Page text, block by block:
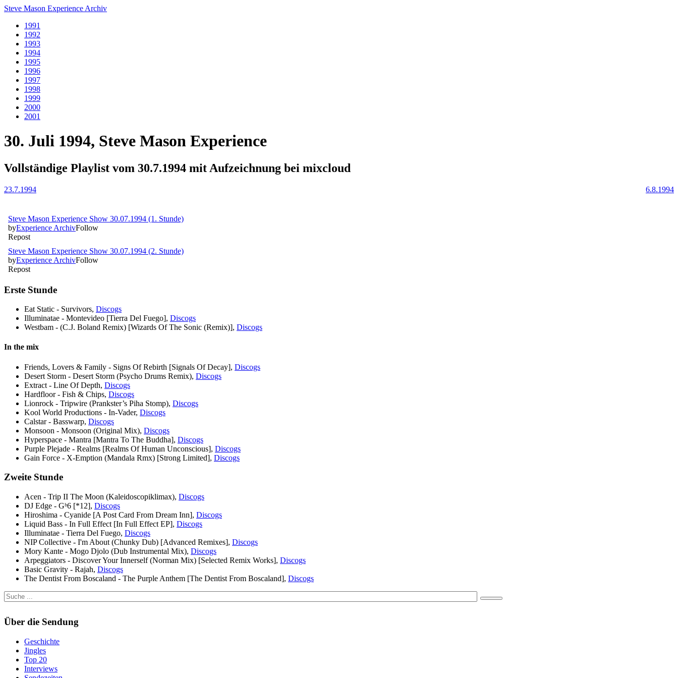
Steve Mason Experience Archiv
1991
1992
1993
1994
1995
1996
1997
1998
1999
2000
2001
30. Juli 1994, Steve Mason Experience
Vollständige Playlist vom 30.7.1994 mit Aufzeichnung bei mixcloud
23.7.1994 6.8.1994
Erste Stunde
Eat Static - Survivors, Discogs
Illuminatae - Montevideo [Tierra Del Fuego], Discogs
Westbam - (C.J. Boland Remix) [Wizards Of The Sonic (Remix)], Discogs
In the mix
Friends, Lovers & Family - Signs Of Rebirth [Signals Of Decay], Discogs
Desert Storm - Desert Storm (Psycho Drums Remix), Discogs
Extract - Line Of Depth, Discogs
Hardfloor - Fish & Chips, Discogs
Lionrock - Tripwire (Prankster’s Piha Stomp), Discogs
Kool World Productions - In-Vader, Discogs
Calstar - Basswarp, Discogs
Monsoon - Monsoon (Original Mix), Discogs
Hyperspace - Mantra [Mantra To The Buddha], Discogs
Purple Plejade - Realms [Realms Of Human Unconscious], Discogs
Gain Force - X-Emption (Mandala Rmx) [Strong Limited], Discogs
Zweite Stunde
Acen - Trip II The Moon (Kaleidoscopiklimax), Discogs
DJ Edge - Gᵇ6 [*12], Discogs
Hiroshima - Cyanide [A Post Card From Dream Inn], Discogs
Liquid Bass - In Full Effect [In Full Effect EP], Discogs
Illuminatae - Tierra Del Fuego, Discogs
NIP Collective - I'm About (Chunky Dub) [Advanced Remixes], Discogs
Mory Kante - Mogo Djolo (Dub Instrumental Mix), Discogs
Arpeggiators - Discover Your Innerself (Norman Mix) [Selected Remix Works], Discogs
Basic Gravity - Rajah, Discogs
The Dentist From Boscaland - The Purple Anthem [The Dentist From Boscaland], Discogs
Über die Sendung
Geschichte
Jingles
Top 20
Interviews